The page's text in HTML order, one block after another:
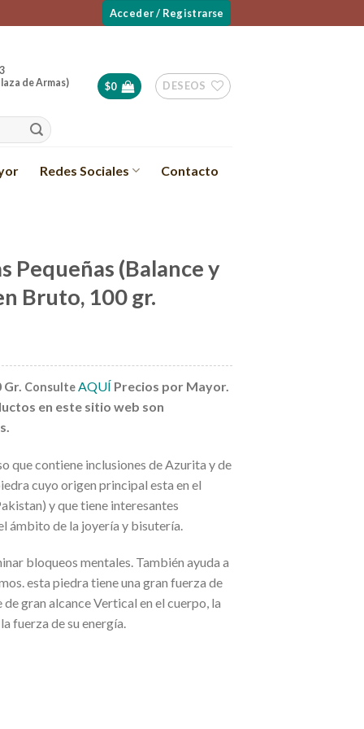
Acceder / Registrarse
de Armas)
$0 DESEOS
Redes Sociales Contacto
Pequeñas (Balance y
Bruto, 100 gr.
Consulte AQUÍ Precios por Mayor.
en este sitio web son
que contiene inclusiones de Azurita y de
cuyo origen principal esta en el
y que tiene interesantes
ámbito de la joyería y bisutería.
bloqueos mentales. También ayuda a
esta piedra tiene una gran fuerza de
gran alcance Vertical en el cuerpo, la
fuerza de su energía.